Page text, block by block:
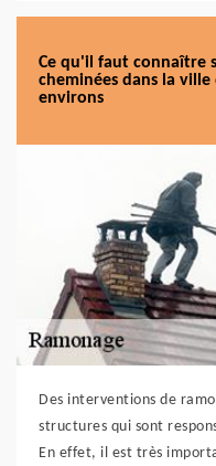
Ce qu'il faut connaître
cheminées dans la ville
environs
Des interventions de
structures qui sont
En effet, il est très